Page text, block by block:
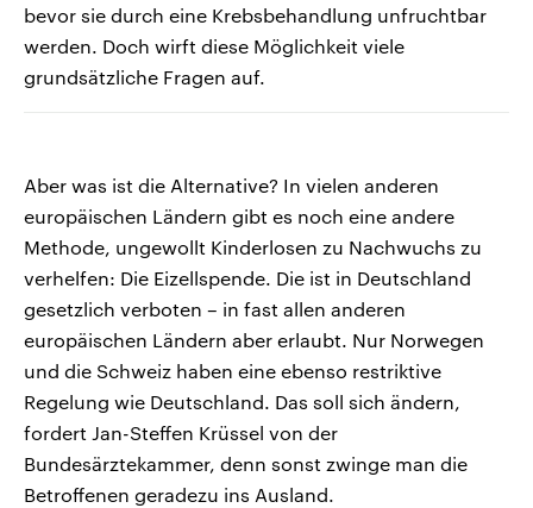
bevor sie durch eine Krebsbehandlung unfruchtbar
werden. Doch wirft diese Möglichkeit viele
grundsätzliche Fragen auf.
Aber was ist die Alternative? In vielen anderen
europäischen Ländern gibt es noch eine andere
Methode, ungewollt Kinderlosen zu Nachwuchs zu
verhelfen: Die Eizellspende. Die ist in Deutschland
gesetzlich verboten – in fast allen anderen
europäischen Ländern aber erlaubt. Nur Norwegen
und die Schweiz haben eine ebenso restriktive
Regelung wie Deutschland. Das soll sich ändern,
fordert Jan-Steffen Krüssel von der
Bundesärztekammer, denn sonst zwinge man die
Betroffenen geradezu ins Ausland.